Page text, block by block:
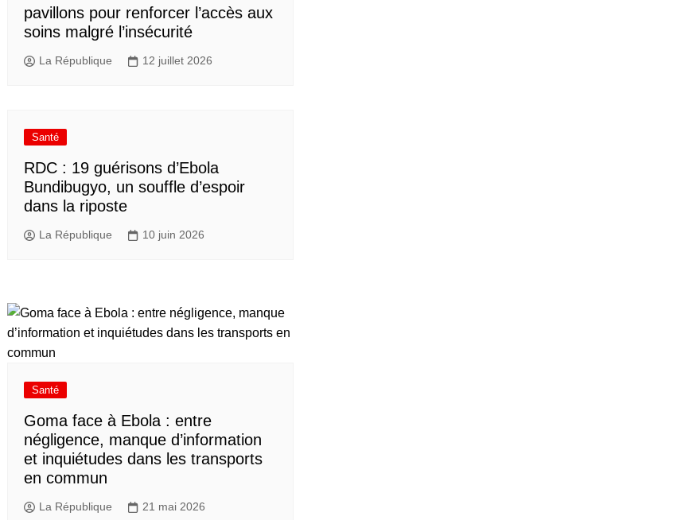
pavillons pour renforcer l’accès aux
soins malgré l’insécurité
La République 12 juillet 2026
Santé
RDC : 19 guérisons d’Ebola
Bundibugyo, un souffle d’espoir
dans la riposte
La République 10 juin 2026
Santé
Goma face à Ebola : entre
négligence, manque d’information
et inquiétudes dans les transports
en commun
La République 21 mai 2026